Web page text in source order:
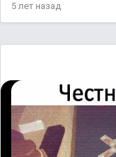
5 лет назад